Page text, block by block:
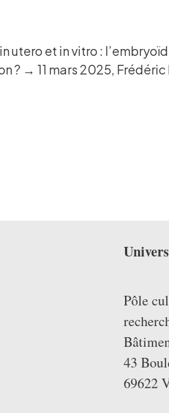
utero et in vitro :
? → 11 mars 2025,
Pôle
43
69622